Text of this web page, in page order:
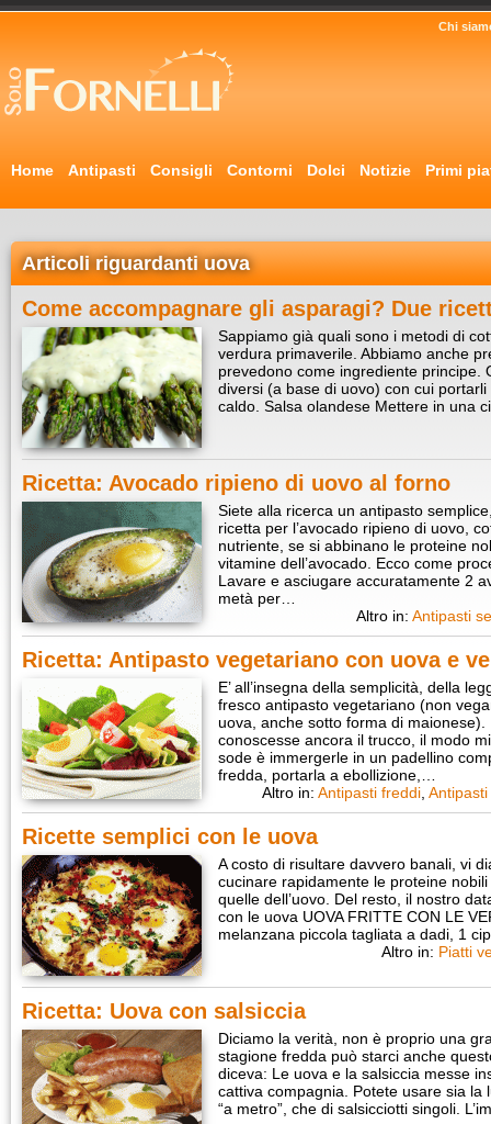
Chi
Home Antipasti Consigli Contorni Dolci Notizie Primi
Articoli riguardanti uova
Come accompagnare gli asparagi? Due
Sappiamo già quali sono i metodi di
verdura primaverile. Abbiamo anche
prevedono come ingrediente principe.
diversi (a base di uovo) con cui
caldo. Salsa olandese Mettere in una
Ricetta: Avocado ripieno di uovo al forno
Siete alla ricerca un antipasto
ricetta per l’avocado ripieno di uovo,
nutriente, se si abbinano le proteine
vitamine dell’avocado. Ecco come
Lavare e asciugare accuratamente 2
metà per…
Altro in: Antipasti
Ricetta: Antipasto vegetariano con uova e
E’ all’insegna della semplicità, della
fresco antipasto vegetariano (non
uova, anche sotto forma di
conoscesse ancora il trucco, il modo
sode è immergerle in un padellino
fredda, portarla a ebollizione,…
Altro in: Antipasti freddi
Ricette semplici con le uova
A costo di risultare davvero banali, vi
cucinare rapidamente le proteine
quelle dell’uovo. Del resto, il nostro
con le uova UOVA FRITTE CON LE
melanzana piccola tagliata a dadi, 1
Altro in: Piatti
Ricetta: Uova con salsiccia
Diciamo la verità, non è proprio una
stagione fredda può starci anche
diceva: Le uova e la salsiccia messe
cattiva compagnia. Potete usare sia la
“a metro”, che di salsicciotti singoli.